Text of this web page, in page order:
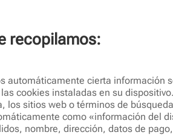
recopilamos:
automáticamente cierta información
cookies instaladas en su
los sitios web o términos de
como «información del
nombre, dirección, datos de